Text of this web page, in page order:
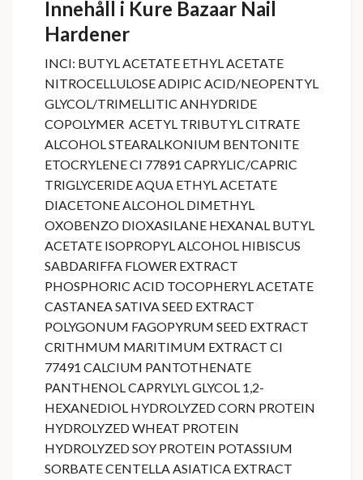
Innehåll i Kure Bazaar Nail
Hardener
INCI: BUTYL ACETATE ETHYL ACETATE
NITROCELLULOSE ADIPIC ACID/NEOPENTYL
GLYCOL/TRIMELLITIC ANHYDRIDE
COPOLYMER ACETYL TRIBUTYL CITRATE
ALCOHOL STEARALKONIUM BENTONITE
ETOCRYLENE CI 77891 CAPRYLIC/CAPRIC
TRIGLYCERIDE AQUA ETHYL ACETATE
DIACETONE ALCOHOL DIMETHYL
OXOBENZO DIOXASILANE HEXANAL BUTYL
ACETATE ISOPROPYL ALCOHOL HIBISCUS
SABDARIFFA FLOWER EXTRACT
PHOSPHORIC ACID TOCOPHERYL ACETATE
CASTANEA SATIVA SEED EXTRACT
POLYGONUM FAGOPYRUM SEED EXTRACT
CRITHMUM MARITIMUM EXTRACT CI
77491 CALCIUM PANTOTHENATE
PANTHENOL CAPRYLYL GLYCOL 1,2-
HEXANEDIOL HYDROLYZED CORN PROTEIN
HYDROLYZED WHEAT PROTEIN
HYDROLYZED SOY PROTEIN POTASSIUM
SORBATE CENTELLA ASIATICA EXTRACT